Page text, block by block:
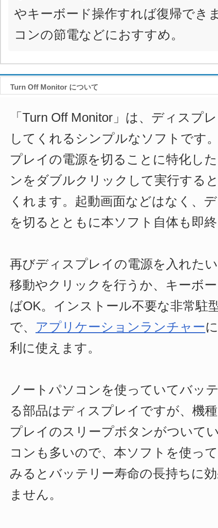
やキーボード操作すれば復帰でき
コンの節電などにおすすめ。
Turn Off Monitor について
「Turn Off Monitor」は、ディスプ
してくれるシンプルなソフトです
プレイの電源を切ることに特化し
ンをダブルクリックして実行する
くれます。起動画面などはなく、
を切るとともに本ソフト自体も即
再びディスプレイの電源を入れた
移動やクリックを行うか、キーボ
ばOK。インストール不要な非常駐
で、 アプリケーションランチャー
利に使えます。
ノートパソコンを使っていてバッ
る部品はディスプレイですが、機
プレイのスリープボタンがついて
コンも多いので、本ソフトを使っ
みるとバッテリー寿命の長持ちに
ません。